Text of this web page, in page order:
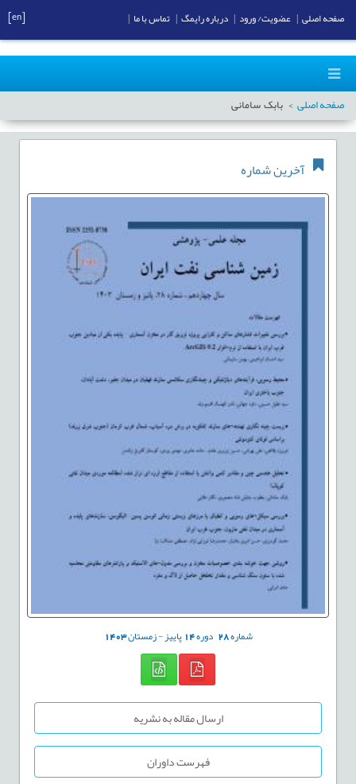
صفحه اصلی بابک سامانی
آخرین شماره
شماره28 دوره14پاییز - زمستان1403
ارسال مقاله به نشریه
فهرست داوران
صفحه اصلی عضویت/ ورود درباره رایمگ تماس با ما